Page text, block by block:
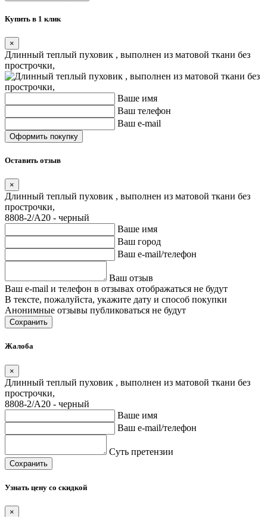
Купить в 1 клик
×
Длинный теплый пуховик , выполнен из матовой ткани без
прострочки,
Ваше имя
Ваш телефон
Ваш e-mail
Оставить отзыв
×
Длинный теплый пуховик , выполнен из матовой ткани без
прострочки,
8808-2/А20 - черный
Ваше имя
Ваш город
Ваш e-mail/телефон
Ваш отзыв
Ваш e-mail и телефон в отзывах отображаться не будут
В тексте, пожалуйста, укажите дату и способ покупки
Анонимные отзывы публиковаться не будут
Сохранить
Жалоба
×
Длинный теплый пуховик , выполнен из матовой ткани без
прострочки,
8808-2/А20 - черный
Ваше имя
Ваш e-mail/телефон
Суть претензии
Сохранить
Узнать цену со скидкой
×